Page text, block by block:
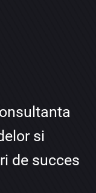
si
de succes